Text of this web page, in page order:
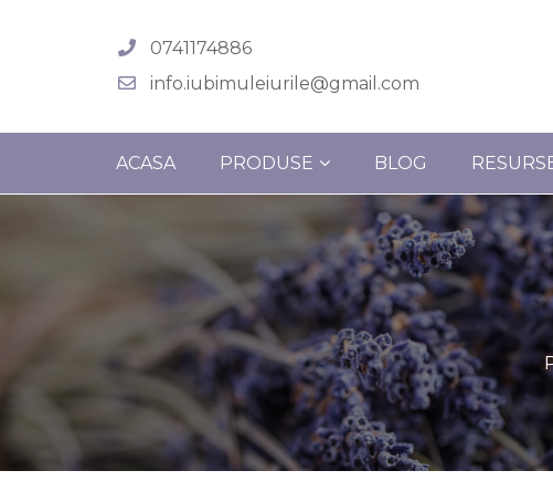
0741174886
info.iubimuleiurile@gmail.com
ACASA PRODUSE BLOG